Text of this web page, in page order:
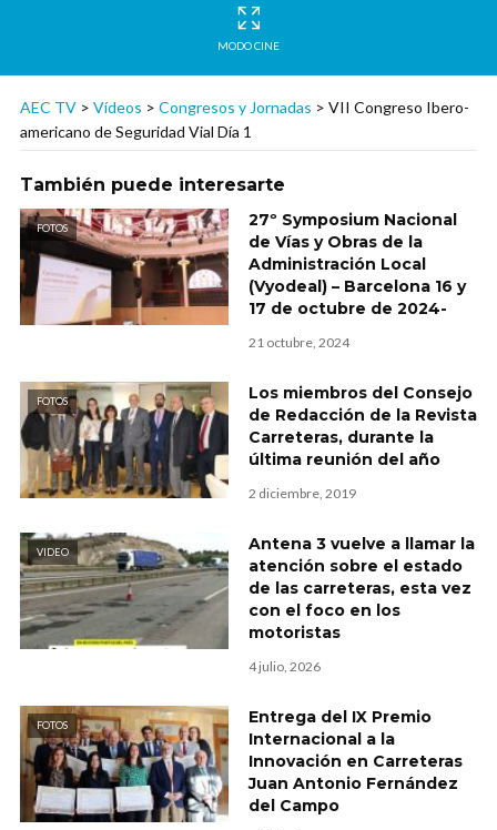
MODO CINE
AEC TV > Vídeos > Congresos y Jornadas > VII Congreso Ibero-
americano de Seguridad Vial Día 1
También puede interesarte
FOTOS
27º Symposium Nacional
de Vías y Obras de la
Administración Local
(Vyodeal) – Barcelona 16 y
17 de octubre de 2024-
21 octubre, 2024
FOTOS
Los miembros del Consejo
de Redacción de la Revista
Carreteras, durante la
última reunión del año
2 diciembre, 2019
VIDEO
Antena 3 vuelve a llamar la
atención sobre el estado
de las carreteras, esta vez
con el foco en los
motoristas
4 julio, 2026
FOTOS
Entrega del IX Premio
Internacional a la
Innovación en Carreteras
Juan Antonio Fernández
del Campo